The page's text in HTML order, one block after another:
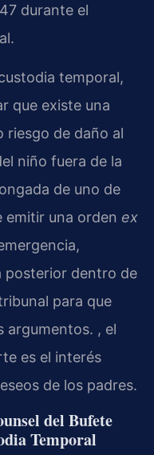
durante el
temporal,
que existe una
de daño al
niño fuera de la
de uno de
emitir una orden ex
posterior dentro de
para que
argumentos. , el
es el interés
de los padres.
del Bufete
Temporal